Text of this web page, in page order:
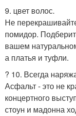
9. цвет волос.
Не
помидор.
вашем
а платья и туфли.
? 10. Всегда
Асфальт - это не
концертного
стоун и мадонна